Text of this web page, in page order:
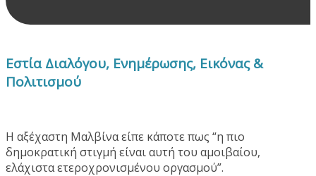
Εστία Διαλόγου, Ενημέρωσης, Εικόνας &
Πολιτισμού
Η αξέχαστη Μαλβίνα είπε κάποτε πως “η πιο
δημοκρατική στιγμή είναι αυτή του αμοιβαίου,
ελάχιστα ετεροχρονισμένου οργασμού”.